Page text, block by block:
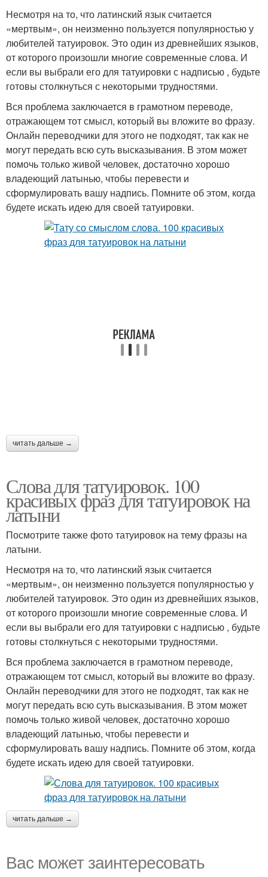
Несмотря на то, что латинский язык считается
«мертвым», он неизменно пользуется популярностью у
любителей татуировок. Это один из древнейших языков,
от которого произошли многие современные слова. И
если вы выбрали его для татуировки с надписью , будьте
готовы столкнуться с некоторыми трудностями.
Вся проблема заключается в грамотном переводе,
отражающем тот смысл, который вы вложите во фразу.
Онлайн переводчики для этого не подходят, так как не
могут передать всю суть высказывания. В этом может
помочь только живой человек, достаточно хорошо
владеющий латынью, чтобы перевести и
сформулировать вашу надпись. Помните об этом, когда
будете искать идею для своей татуировки.
читать дальше →
Слова для татуировок. 100
красивых фраз для татуировок на
латыни
Посмотрите также фото татуировок на тему фразы на
латыни.
Несмотря на то, что латинский язык считается
«мертвым», он неизменно пользуется популярностью у
любителей татуировок. Это один из древнейших языков,
от которого произошли многие современные слова. И
если вы выбрали его для татуировки с надписью , будьте
готовы столкнуться с некоторыми трудностями.
Вся проблема заключается в грамотном переводе,
отражающем тот смысл, который вы вложите во фразу.
Онлайн переводчики для этого не подходят, так как не
могут передать всю суть высказывания. В этом может
помочь только живой человек, достаточно хорошо
владеющий латынью, чтобы перевести и
сформулировать вашу надпись. Помните об этом, когда
будете искать идею для своей татуировки.
читать дальше →
Вас может заинтересовать